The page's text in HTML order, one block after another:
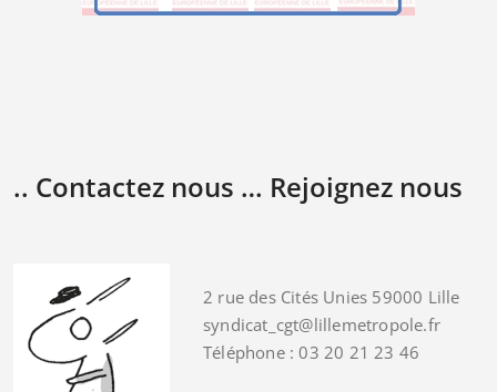
.. Contactez nous … Rejoignez nous
2 rue des Cités Unies 59000 Lille
syndicat_cgt@lillemetropole.fr
Téléphone : 03 20 21 23 46